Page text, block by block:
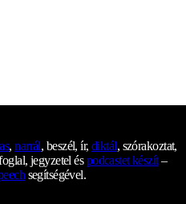
,narrál, beszél, ír,diktál, szórakoztat,
jegyzetel éspodcastet készít–
segítségével.